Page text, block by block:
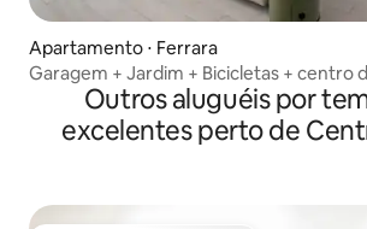
Apartamento ⋅ Ferrara
Garagem + Jardim + Bicicletas + centro
oásis de tranquilidade]
Outros aluguéis por
excelentes perto de